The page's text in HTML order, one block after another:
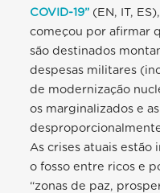
COVID-19” (EN, IT,
começou por afirmar
são destinados
despesas militares
de modernização
os marginalizados e
As crises atuais estão
o fosso entre ricos e
“zonas de paz,